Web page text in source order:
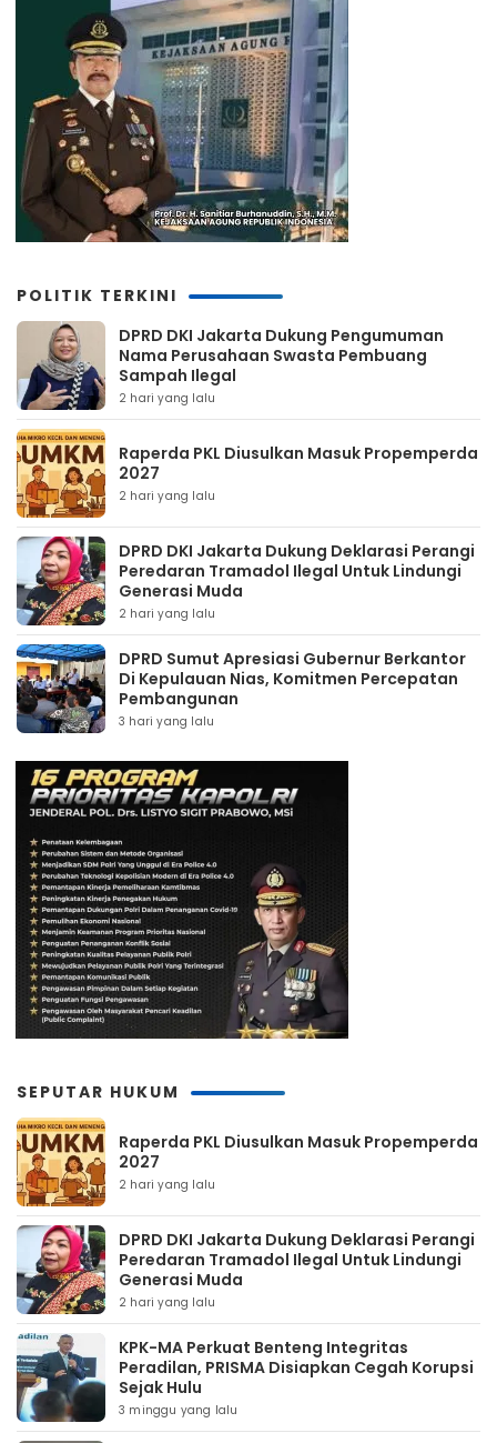
POLITIK TERKINI
DPRD DKI Jakarta Dukung Pengumuman
Nama Perusahaan Swasta Pembuang
Sampah Ilegal
2 hari yang lalu
Raperda PKL Diusulkan Masuk Propemperda
2027
2 hari yang lalu
DPRD DKI Jakarta Dukung Deklarasi Perangi
Peredaran Tramadol Ilegal Untuk Lindungi
Generasi Muda
2 hari yang lalu
DPRD Sumut Apresiasi Gubernur Berkantor
Di Kepulauan Nias, Komitmen Percepatan
Pembangunan
3 hari yang lalu
SEPUTAR HUKUM
Raperda PKL Diusulkan Masuk Propemperda
2027
2 hari yang lalu
DPRD DKI Jakarta Dukung Deklarasi Perangi
Peredaran Tramadol Ilegal Untuk Lindungi
Generasi Muda
2 hari yang lalu
KPK-MA Perkuat Benteng Integritas
Peradilan, PRISMA Disiapkan Cegah Korupsi
Sejak Hulu
3 minggu yang lalu